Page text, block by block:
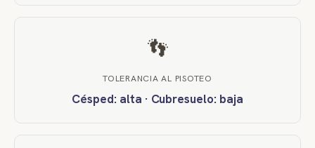
👣
TOLERANCIA AL PISOTEO
Césped: alta · Cubresuelo: baja